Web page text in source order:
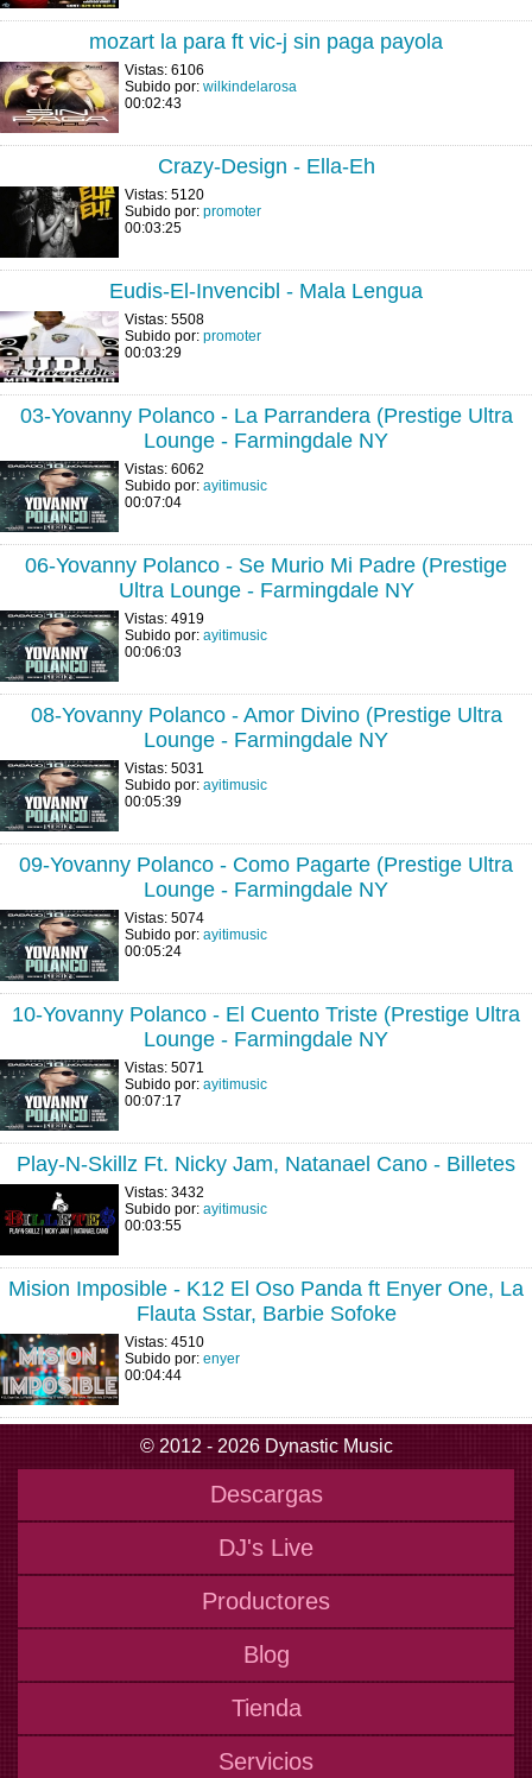
mozart la para ft vic-j sin paga payola
Vistas: 6106
Subido por: wilkindelarosa
00:02:43
Crazy-Design - Ella-Eh
Vistas: 5120
Subido por: promoter
00:03:25
Eudis-El-Invencibl - Mala Lengua
Vistas: 5508
Subido por: promoter
00:03:29
03-Yovanny Polanco - La Parrandera (Prestige Ultra
Lounge - Farmingdale NY
Vistas: 6062
Subido por: ayitimusic
00:07:04
06-Yovanny Polanco - Se Murio Mi Padre (Prestige
Ultra Lounge - Farmingdale NY
Vistas: 4919
Subido por: ayitimusic
00:06:03
08-Yovanny Polanco - Amor Divino (Prestige Ultra
Lounge - Farmingdale NY
Vistas: 5031
Subido por: ayitimusic
00:05:39
09-Yovanny Polanco - Como Pagarte (Prestige Ultra
Lounge - Farmingdale NY
Vistas: 5074
Subido por: ayitimusic
00:05:24
10-Yovanny Polanco - El Cuento Triste (Prestige Ultra
Lounge - Farmingdale NY
Vistas: 5071
Subido por: ayitimusic
00:07:17
Play-N-Skillz Ft. Nicky Jam, Natanael Cano - Billetes
Vistas: 3432
Subido por: ayitimusic
00:03:55
Mision Imposible - K12 El Oso Panda ft Enyer One, La
Flauta Sstar, Barbie Sofoke
Vistas: 4510
Subido por: enyer
00:04:44
© 2012 - 2026 Dynastic Music
Descargas
DJ's Live
Productores
Blog
Tienda
Servicios